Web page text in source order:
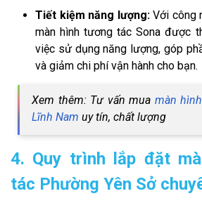
Tiết kiệm năng lượng: Với công
màn hình tương tác Sona được
việc sử dụng năng lượng, góp
và giảm chi phí vận hành cho bạn.
Xem thêm: Tư vấn mua màn
Lĩnh Nam uy tín, chất lượng
4. Quy trình lắp đặt
tác Phường Yên Sở